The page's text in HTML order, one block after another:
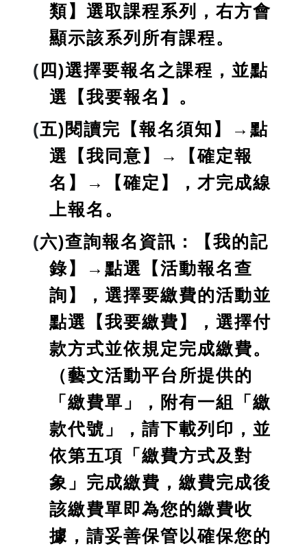
類】選取課程系列，右方會
顯示該系列所有課程。
(四)選擇要報名之課程，並點
選【我要報名】。
(五)閱讀完【報名須知】→點
選【我同意】→【確定報
名】→【確定】，才完成線
上報名。
(六)查詢報名資訊：【我的記
錄】→點選【活動報名查
詢】，選擇要繳費的活動並
點選【我要繳費】，選擇付
款方式並依規定完成繳費。
（藝文活動平台所提供的
「繳費單」，附有一組「繳
款代號」，請下載列印，並
依第五項「繳費方式及對
象」完成繳費，繳費完成後
該繳費單即為您的繳費收
據，請妥善保管以確保您的